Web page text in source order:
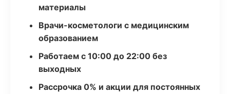
материалы
Врачи-косметологи с медицинским
образованием
Работаем с 10:00 до 22:00 без
выходных
Рассрочка 0% и акции для постоянных